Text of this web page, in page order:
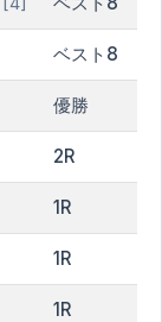
ベスト8
優勝
2R
1R
1R
1R